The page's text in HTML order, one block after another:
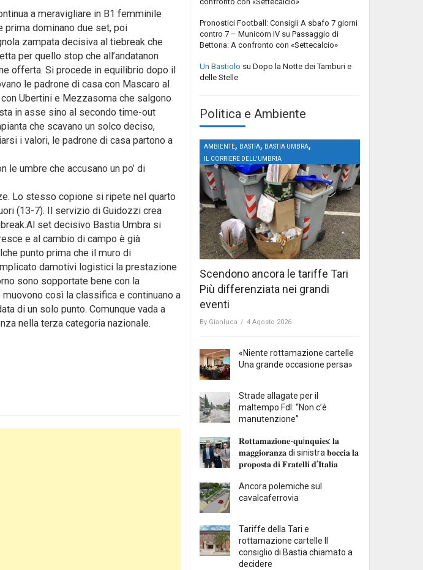
a meravigliare in B1 femminile
prima dominano due set, poi
zampata decisiva al tiebreak che
per quello stop che all’andatanon
offerta. Si procede in equilibrio dopo il
le padrone di casa con Mascaro al
Ubertini e Mezzasoma che salgono
in asse sino al secondo time-out
che scavano un solco deciso,
i valori, le padrone di casa partono a
umbre che accusano un po’ di
Lo stesso copione si ripete nel quarto
(13-7). Il servizio di Guidozzi crea
set decisivo Bastia Umbra si
e al cambio di campo è già
punto prima che il muro di
damotivi logistici la prestazione
sono sopportate bene con la
così la classifica e continuano a
di un solo punto. Comunque vada a
nella terza categoria nazionale.
Pronostici Football: Consigli A sbafo 7 giorni
contro 7 – Municorn IV su Passaggio di
Bettona: A confronto con «Settecalcio»
Un Bastiolo su Dopo la Notte dei Tamburi e
delle Stelle
Politica e Ambiente
AMBIENTE, BASTIA, BASTIA UMBRA,
IL CORRIERE DELL'UMBRIA
Scendono ancora le tariffe Tari
Più differenziata nei grandi
eventi
By Gianluca / 4 Agosto 2026
«Niente rottamazione cartelle
Una grande occasione persa»
Strade allagate per il
maltempo FdI: “Non c’è
manutenzione”
𝐑𝐨𝐭𝐭𝐚𝐦𝐚𝐳𝐢𝐨𝐧𝐞-𝐪𝐮i𝐧𝐪𝐮𝐢𝐞𝐬: 𝐥𝐚
𝐦𝐚𝐠𝐠𝐢𝐨𝐫𝐚𝐧𝐳𝐚 di sinistra 𝐛𝐨𝐜𝐜𝐢𝐚 𝐥𝐚
𝐩𝐫𝐨𝐩𝐨𝐬𝐭𝐚 𝐝𝐢 𝐅𝐫𝐚𝐭𝐞𝐥𝐥𝐢 𝐝’𝐈𝐭𝐚𝐥𝐢𝐚
Ancora polemiche sul
cavalcaferrovia
Tariffe della Tari e
rottamazione cartelle Il
consiglio di Bastia chiamato a
decidere